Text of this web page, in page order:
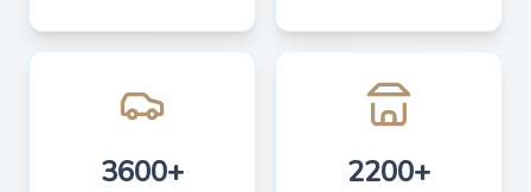
3600+ 2200+